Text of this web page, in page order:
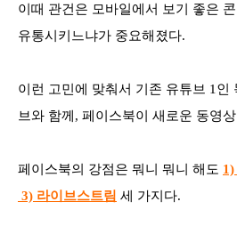
이때 관건은 모바일에서 보기 좋은
유통시키느냐가 중요해졌다.
이런 고민에 맞춰서 기존 유튜브 1인
브와 함께, 페이스북이 새로운 동영
페이스북의 강점은 뭐니 뭐니 해도
3) 라이브스트림 세 가지다.